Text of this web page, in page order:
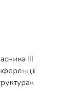
ІІІ